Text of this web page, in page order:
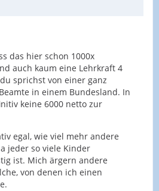
das hier schon 1000x
auch kaum eine Lehrkraft 4
sprichst von einer ganz
in einem Bundesland. In
keine 6000 netto zur
egal, wie viel mehr andere
jeder so viele Kinder
ist. Mich ärgern andere
von denen ich einen